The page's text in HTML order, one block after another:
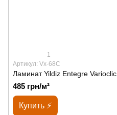
1
Артикул: Vx-68C
Ламинат Yildiz Entegre
485 грн/м²
Купить ⚡